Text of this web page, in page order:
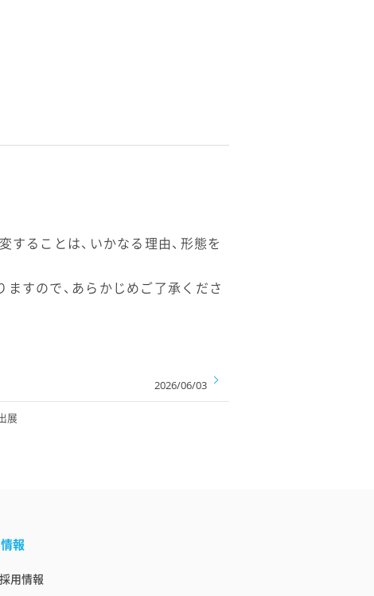
ることは、いかなる理由、形態を
すので、あらかじめご了承くださ
2026/06/03
展
報
用情報